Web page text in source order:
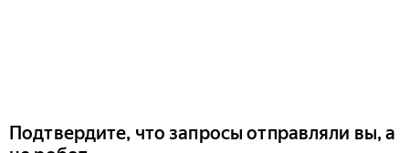
Подтвердите, что запросы отправляли вы, а